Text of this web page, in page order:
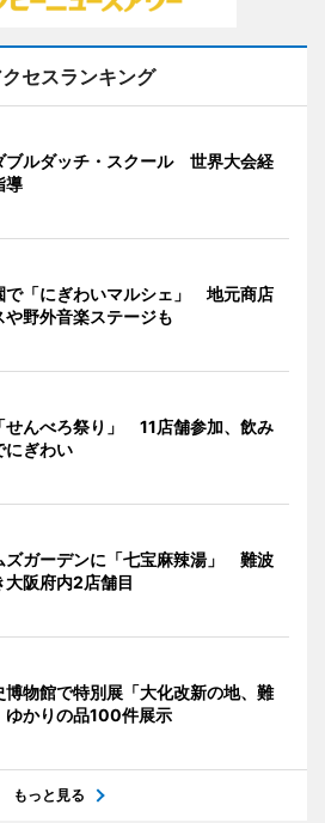
セスランキング
ブルダッチ・スクール 世界大会経
導
で「にぎわいマルシェ」 地元商店
や野外音楽ステージも
せんべろ祭り」 11店舗参加、飲み
にぎわい
ズガーデンに「七宝麻辣湯」 難波
大阪府内2店舗目
博物館で特別展「大化改新の地、難
かりの品100件展示
もっと見る